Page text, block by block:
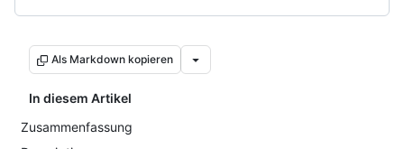
Als Markdown kopieren
In diesem Artikel
Zusammenfassung